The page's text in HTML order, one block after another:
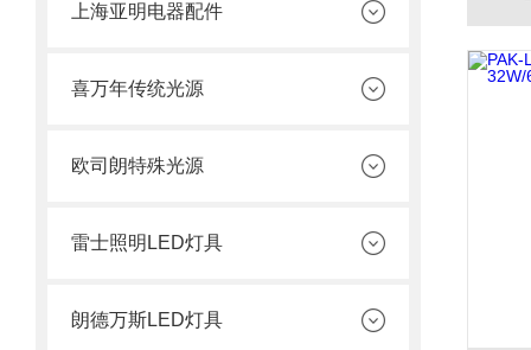
上海亚明电器配件
喜万年传统光源
欧司朗特殊光源
雷士照明LED灯具
朗德万斯LED灯具